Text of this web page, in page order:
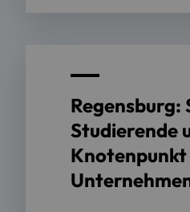
Studierende